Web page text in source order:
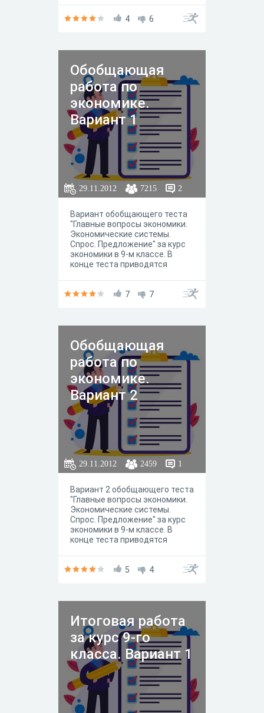
4 6
Обобщающая
работа по
экономике.
Вариант 1
29.11.2012 7215 2
Вариант обобщающего теста
"Главные вопросы экономики.
Экономические системы.
Спрос. Предложение" за курс
экономики в 9-м классе. В
конце теста приводятся
7 7
Обобщающая
работа по
экономике.
Вариант 2
29.11.2012 2459 1
Вариант 2 обобщающего теста
"Главные вопросы экономики.
Экономические системы.
Спрос. Предложение" за курс
экономики в 9-м классе. В
конце теста приводятся
5 4
Итоговая работа
за курс 9-го
класса. Вариант 1